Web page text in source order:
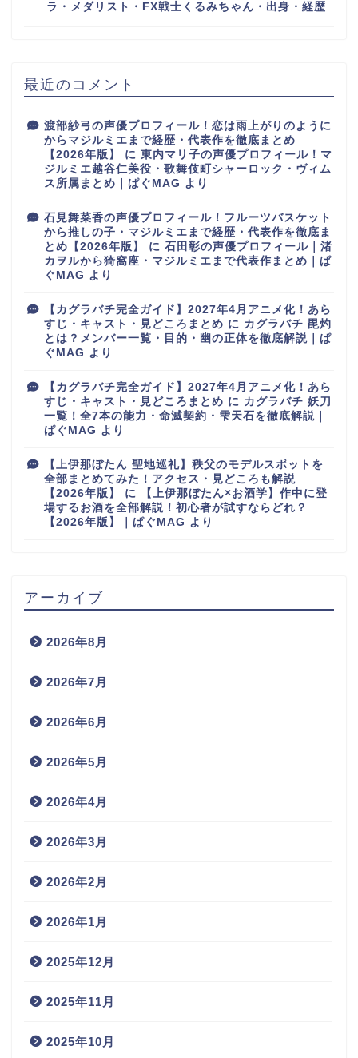
ラ・メダリスト・FX戦士くるみちゃん・出身・経歴
最近のコメント
渡部紗弓の声優プロフィール！恋は雨上がりのように
からマジルミエまで経歴・代表作を徹底まとめ
【2026年版】
に 東内マリ子の声優プロフィール！マ
ジルミエ越谷仁美役・歌舞伎町シャーロック・ヴィム
ス所属まとめ｜ぱぐMAG より
石見舞菜香の声優プロフィール！フルーツバスケット
から推しの子・マジルミエまで経歴・代表作を徹底ま
とめ【2026年版】
に 石田彰の声優プロフィール｜渚
カヲルから猗窩座・マジルミエまで代表作まとめ｜ぱ
ぐMAG より
【カグラバチ完全ガイド】2027年4月アニメ化！あら
すじ・キャスト・見どころまとめ に カグラバチ 毘灼
とは？メンバー一覧・目的・幽の正体を徹底解説｜ぱ
ぐMAG より
【カグラバチ完全ガイド】2027年4月アニメ化！あら
すじ・キャスト・見どころまとめ に カグラバチ 妖刀
一覧！全7本の能力・命滅契約・雫天石を徹底解説｜
ぱぐMAG より
【上伊那ぼたん 聖地巡礼】秩父のモデルスポットを
全部まとめてみた！アクセス・見どころも解説
【2026年版】
に
【上伊那ぼたん×お酒学】作中に登
場するお酒を全部解説！初心者が試すならどれ？
【2026年版】｜ぱぐMAG より
アーカイブ
2026年8月
2026年7月
2026年6月
2026年5月
2026年4月
2026年3月
2026年2月
2026年1月
2025年12月
2025年11月
2025年10月